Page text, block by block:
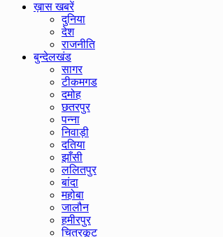
ख़ास खबरें
दुनिया
देश
राजनीति
बुन्देलखंड
सागर
टीकमगड
दमोह
छतरपुर
पन्ना
निवाड़ी
दतिया
झाँसी
ललितपुर
बांदा
महोबा
जालौन
हमीरपुर
चित्रकूट